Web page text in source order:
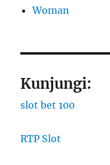
Woman
Kunjungi:
slot bet 100
RTP Slot